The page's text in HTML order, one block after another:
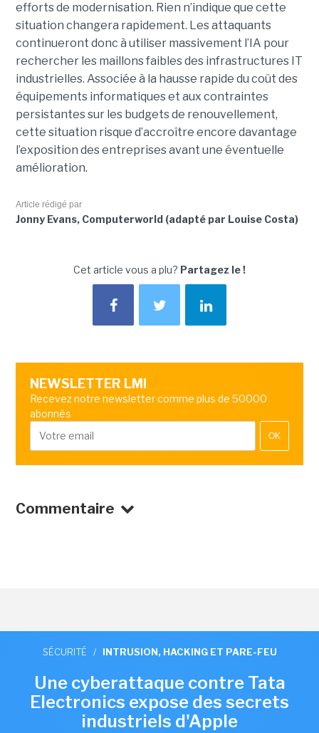
efforts de modernisation. Rien n’indique que cette
situation changera rapidement. Les attaquants
continueront donc à utiliser massivement l’IA pour
rechercher les maillons faibles des infrastructures IT
industrielles. Associée à la hausse rapide du coût des
équipements informatiques et aux contraintes
persistantes sur les budgets de renouvellement,
cette situation risque d’accroître encore davantage
l’exposition des entreprises avant une éventuelle
amélioration.
Article rédigé par
Jonny Evans, Computerworld (adapté par Louise Costa)
Cet article vous a plu? Partagez le !
NEWSLETTER LMI
Recevez notre newsletter comme plus de 50000
abonnés
OK
Commentaire
SÉCURITÉ / INTRUSION, HACKING ET PARE-FEU
Une cyberattaque contre Tata
Electronics expose des secrets
industriels d'Apple